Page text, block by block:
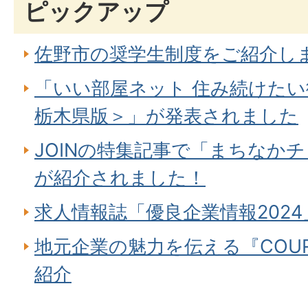
ピックアップ
佐野市の奨学生制度をご紹介し
「いい部屋ネット 住み続けた
栃木県版＞」が発表されました
JOINの特集記事で「まちなか
が紹介されました！
求人情報誌「優良企業情報
地元企業の魅力を伝える『
紹介